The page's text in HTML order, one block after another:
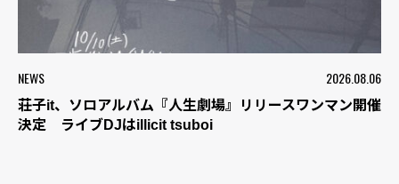
NEWS 2026.08.06
荘子it、ソロアルバム『人生劇場』リリースワンマン開催
決定 ライブDJはillicit tsuboi